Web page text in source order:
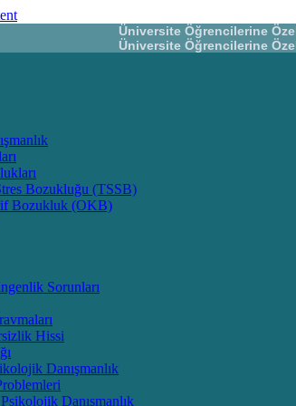
Üniversite Öğrencilerine
Üniversite Öğrencilerine
Bozukluğu (TSSB)
Bozukluk (OKB)
Sorunları
Hissi
Danışmanlık
Danışmanlık